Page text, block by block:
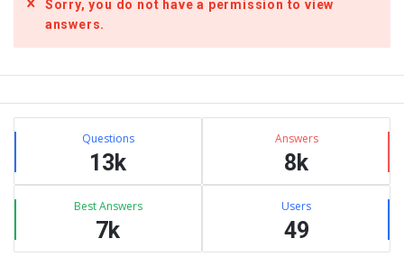
Sorry, you do not have a permission to view
answers.
Sidebar
Stats Questions
13k
Answers
8k
Best Answers
7k
Users
49